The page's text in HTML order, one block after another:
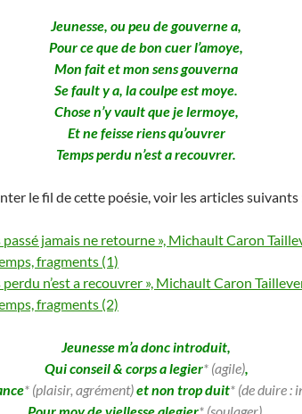
Jeunesse, ou peu de gouverne a,
Pour ce que de bon cuer l’amoye,
Mon fait et mon sens gouverna
Se fault y a, la coulpe est moye.
Chose n’y vault que je lermoye,
Et ne feisse riens qu’ouvrer
Temps perdu n’est a recouvrer.
le fil de cette poésie, voir les articles suivants
passé jamais ne retourne », Michault Caron
fragments (1)
perdu n’est a recouvrer », Michault Caron
fragments (2)
Jeunesse m’a donc introduit,
Qui conseil & corps a legier* (agile),
* (plaisir, agrément)et non trop duit* (de duire :